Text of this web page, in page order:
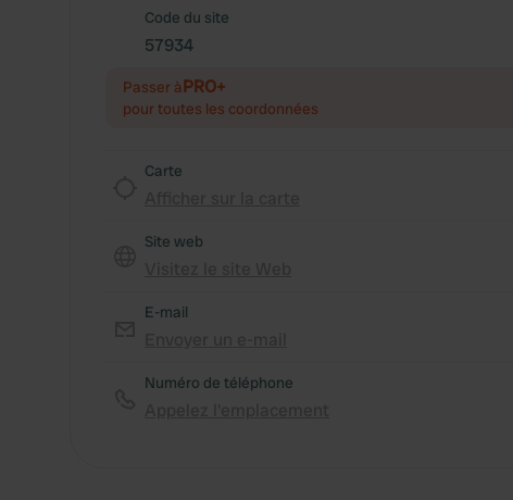
Code du site
57934
Passer àPRO+
pour toutes les coordonnées
Carte
Site web
E-mail
Numéro de téléphone